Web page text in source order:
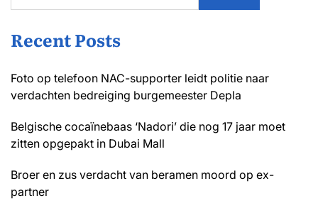
Recent Posts
Foto op telefoon NAC-supporter leidt politie naar
verdachten bedreiging burgemeester Depla
Belgische cocaïnebaas ‘Nadori’ die nog 17 jaar moet
zitten opgepakt in Dubai Mall
Broer en zus verdacht van beramen moord op ex-
partner